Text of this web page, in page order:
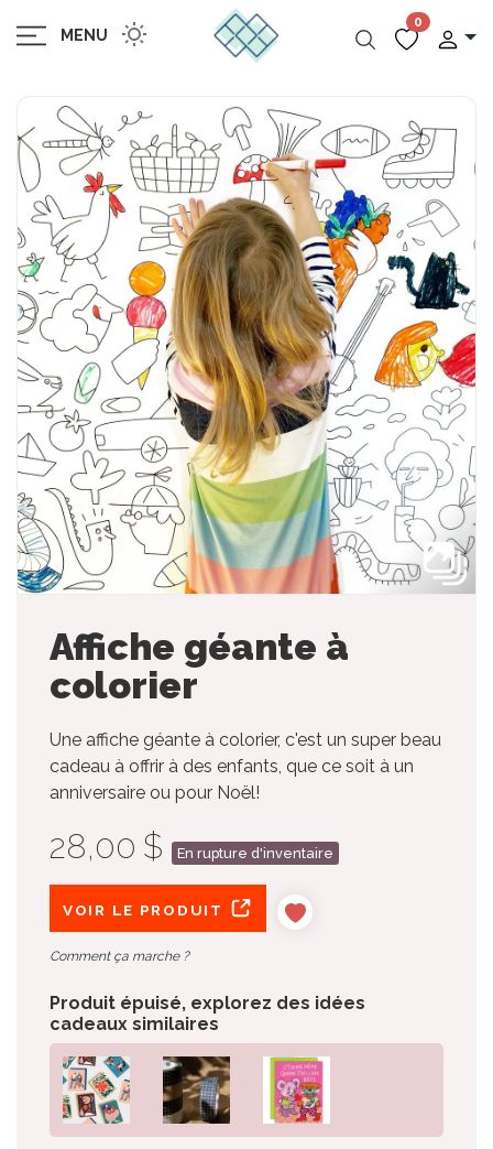
MENU
0
Affiche géante à
colorier
Une affiche géante à colorier, c'est un super beau
cadeau à offrir à des enfants, que ce soit à un
anniversaire ou pour Noël!
28,00 $ En rupture d'inventaire
VOIR LE PRODUIT
Comment ça marche ?
Produit épuisé, explorez des idées
cadeaux similaires